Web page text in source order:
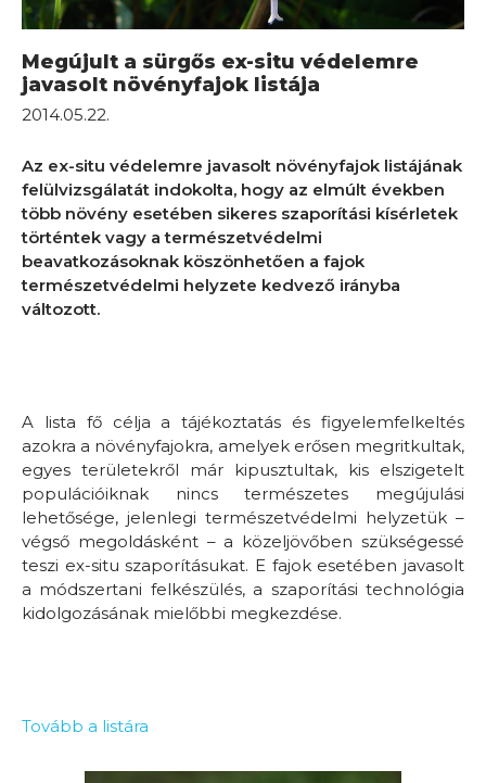
Megújult a sürgős ex-situ védelemre
javasolt növényfajok listája
2014.05.22.
Az ex-situ védelemre javasolt növényfajok listájának
felülvizsgálatát indokolta, hogy az elmúlt években
több növény esetében sikeres szaporítási kísérletek
történtek vagy a természetvédelmi
beavatkozásoknak köszönhetően a fajok
természetvédelmi helyzete kedvező irányba
változott.
A lista fő célja a tájékoztatás és figyelemfelkeltés
azokra a növényfajokra, amelyek erősen megritkultak,
egyes területekről már kipusztultak, kis elszigetelt
populációiknak nincs természetes megújulási
lehetősége, jelenlegi természetvédelmi helyzetük –
végső megoldásként – a közeljövőben szükségessé
teszi ex-situ szaporításukat. E fajok esetében javasolt
a módszertani felkészülés, a szaporítási technológia
kidolgozásának mielőbbi megkezdése.
Tovább a listára